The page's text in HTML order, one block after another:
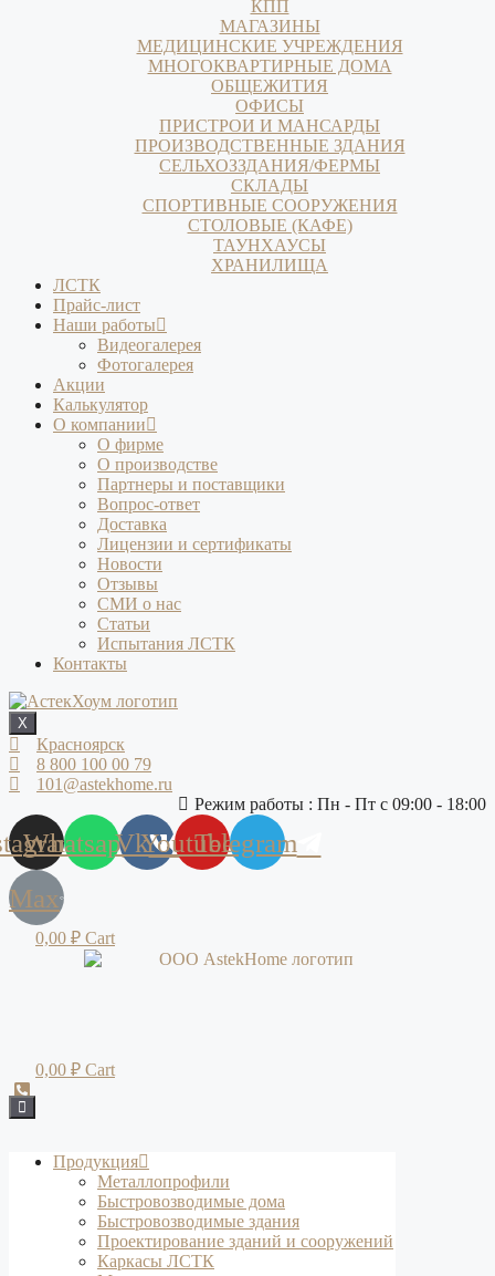
КПП
МАГАЗИНЫ
МЕДИЦИНСКИЕ УЧРЕЖДЕНИЯ
МНОГОКВАРТИРНЫЕ ДОМА
ОБЩЕЖИТИЯ
ОФИСЫ
ПРИСТРОИ И МАНСАРДЫ
ПРОИЗВОДСТВЕННЫЕ ЗДАНИЯ
СЕЛЬХОЗЗДАНИЯ/ФЕРМЫ
СКЛАДЫ
СПОРТИВНЫЕ СООРУЖЕНИЯ
СТОЛОВЫЕ (КАФЕ)
ТАУНХАУСЫ
ХРАНИЛИЩА
ЛСТК
Прайс-лист
Наши работы
Видеогалерея
Фотогалерея
Акции
Калькулятор
О компании
О фирме
О производстве
Партнеры и поставщики
Вопрос-ответ
Доставка
Лицензии и сертификаты
Новости
Отзывы
СМИ о нас
Статьи
Испытания ЛСТК
Контакты
X
Красноярск
8 800 100 00 79
101@astekhome.ru
Режим работы : Пн - Пт с 09:00 - 18:00
Whatsapp
VkYoutubeTelegram
Max
0,00 ₽ Cart
0,00 ₽ Cart
Продукция
Металлопрофили
Быстровозводимые дома
Быстровозводимые здания
Проектирование зданий и сооружений
Каркасы ЛСТК